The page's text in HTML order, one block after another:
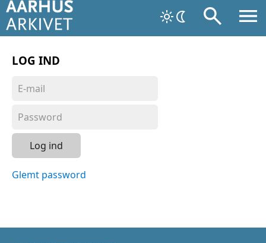
LOG IND
Log ind
Glemt password